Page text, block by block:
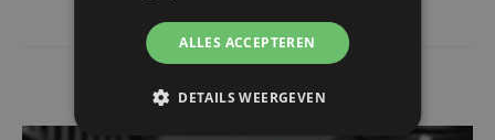
ALLES ACCEPTEREN
DETAILS WEERGEVEN